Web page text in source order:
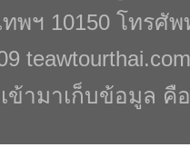
ทพฯ 10150 โทรศั
teawtourthai.com
ามาเก็บข้อมูล คือ